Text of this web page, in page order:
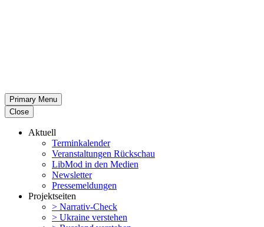
Primary Menu
Close
Aktuell
Termin­ka­lender
Veran­stal­tungen Rückschau
LibMod in den Medien
Newsletter
Presse­mel­dungen
Projekt­seiten
> Narrativ-Check
> Ukraine verstehen